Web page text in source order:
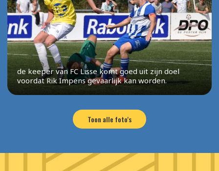
de keeper van FC Lisse komt goed uit zijn doel
voordat Rik Impens gevaarlijk kan worden.
Toon alle foto's